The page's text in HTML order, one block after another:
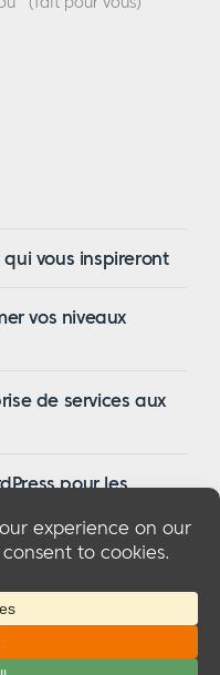
vous inspireront
vos niveaux
de services aux
pour les
de confidentialité
d'utilisation